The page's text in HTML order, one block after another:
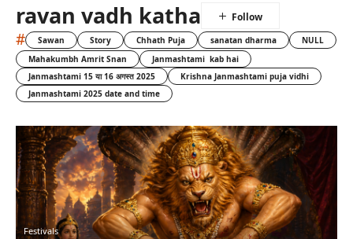
ravan vadh katha
# Sawan Story Chhath Puja sanatan dharma
NULL
Mahakumbh Amrit Snan
Janmashtami kab hai
Janmashtami 15 या 16 अगस्त 2025
Krishna Janmashtami puja vidhi
Janmashtami 2025 date and time
Festivals